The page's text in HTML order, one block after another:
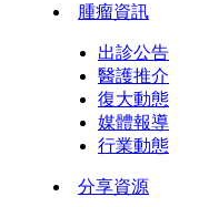
腫瘤資訊
出診公告
醫護推介
復大動態
媒體報導
行業動態
分享資源